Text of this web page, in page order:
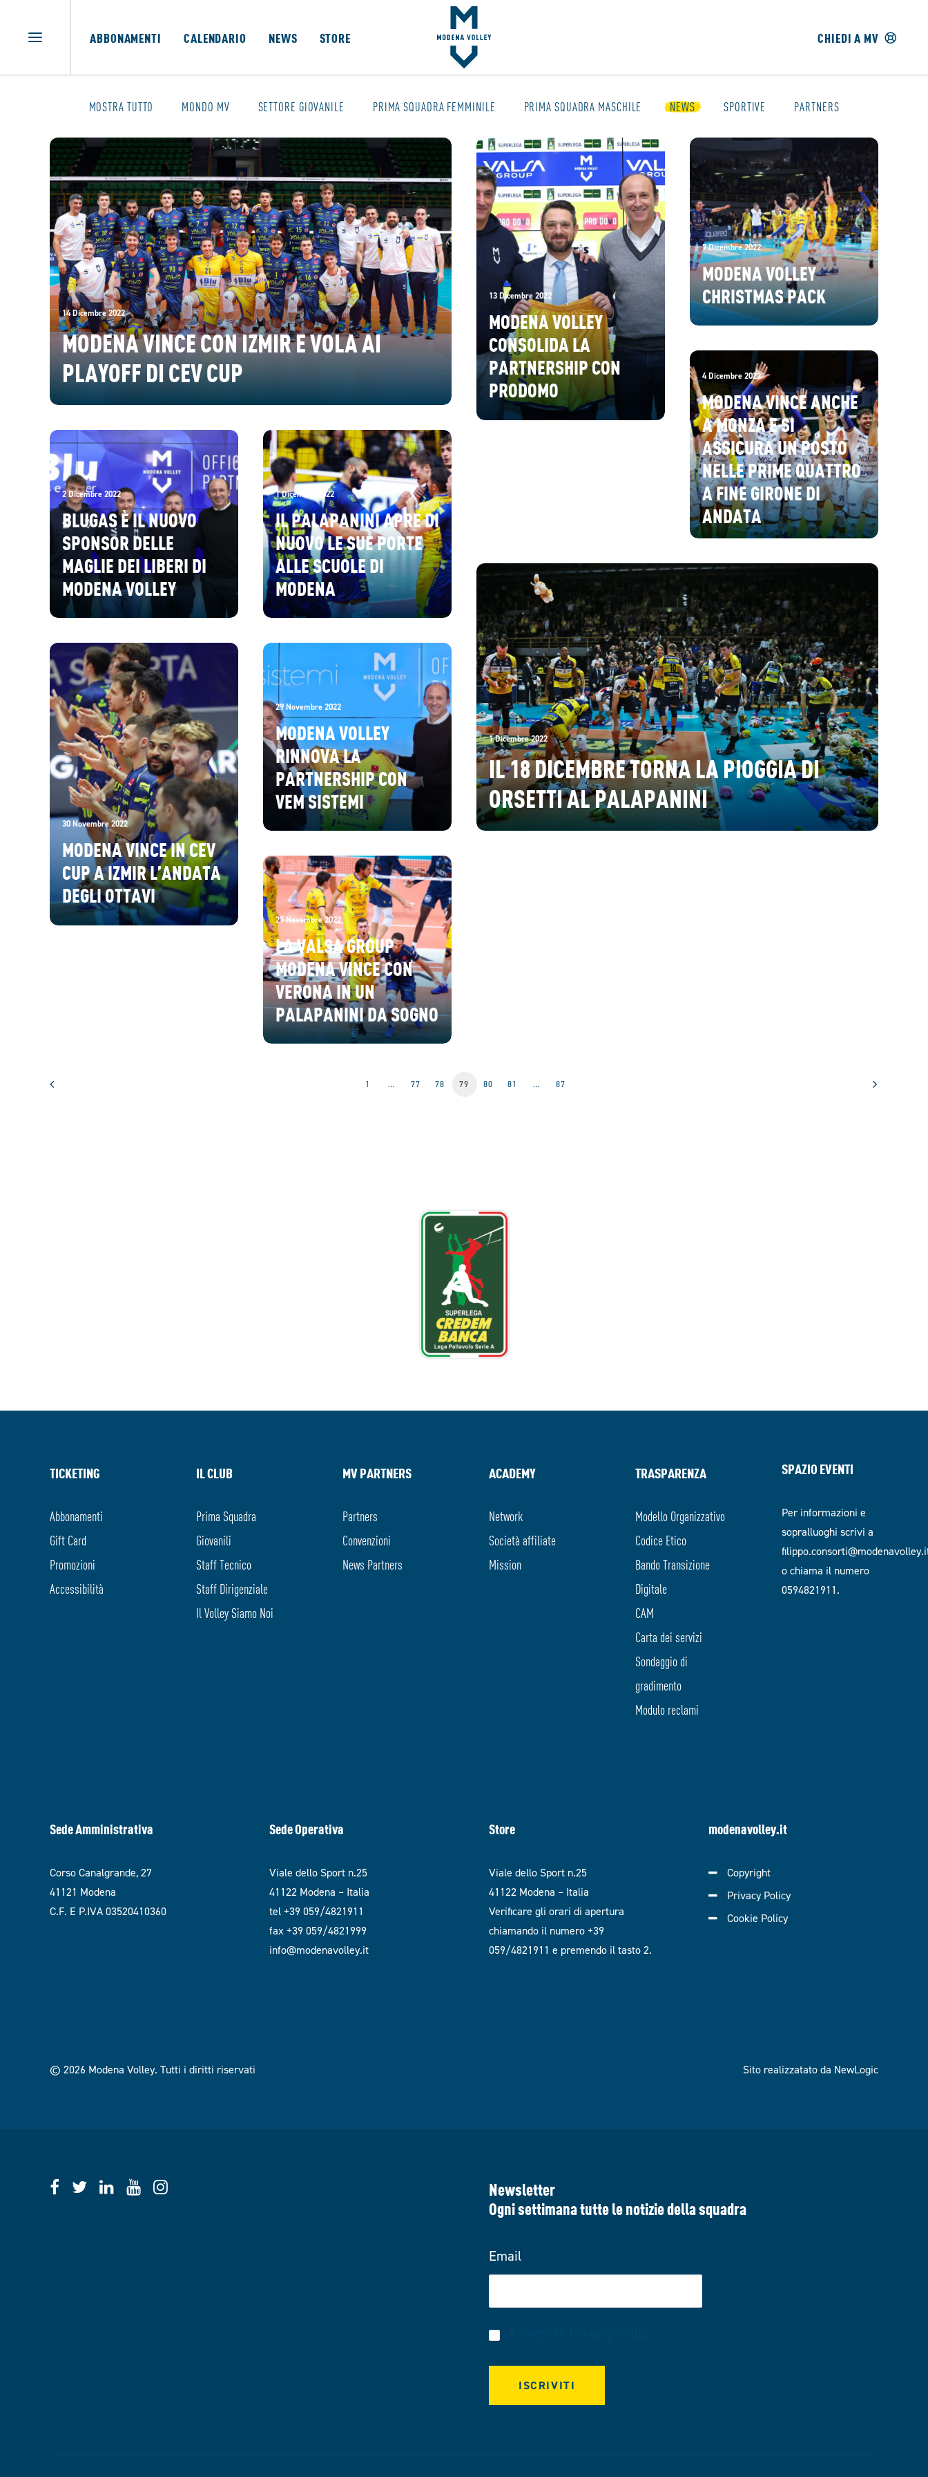
CHIEDI A MV
ABBONAMENTI CALENDARIO NEWS STORE
MOSTRA TUTTO MONDO MV SETTORE GIOVANILE PRIMA SQUADRA FEMMINILE PRIMA SQUADRA MASCHILE NEWS SPORTIVE PARTNERS
14 Dicembre 2022
MODENA VINCE CON IZMIR E VOLA AI
PLAYOFF DI CEV CUP
13 Dicembre 2022
MODENA VOLLEY
CONSOLIDA LA
PARTNERSHIP CON
PRODOMO
7 Dicembre 2022
MODENA VOLLEY
CHRISTMAS PACK
4 Dicembre 2022
MODENA VINCE ANCHE
A MONZA E SI
ASSICURA UN POSTO
NELLE PRIME QUATTRO
A FINE GIRONE DI
ANDATA
2 Dicembre 2022
BLUGAS È IL NUOVO
SPONSOR DELLE
MAGLIE DEI LIBERI DI
MODENA VOLLEY
1 Dicembre 2022
IL PALAPANINI APRE DI
NUOVO LE SUE PORTE
ALLE SCUOLE DI
MODENA
1 Dicembre 2022
IL 18 DICEMBRE TORNA LA PIOGGIA DI
ORSETTI AL PALAPANINI
30 Novembre 2022
MODENA VINCE IN CEV
CUP A IZMIR L’ANDATA
DEGLI OTTAVI
29 Novembre 2022
MODENA VOLLEY
RINNOVA LA
PARTNERSHIP CON
VEM SISTEMI
27 Novembre 2022
LA VALSA GROUP
MODENA VINCE CON
VERONA IN UN
PALAPANINI DA SOGNO
1 … 77 78 79 80 81 … 87
TICKETING
Abbonamenti
Gift Card
Promozioni
Accessibilità
IL CLUB
Prima Squadra
Giovanili
Staff Tecnico
Staff Dirigenziale
Il Volley Siamo Noi
MV PARTNERS
Partners
Convenzioni
News Partners
ACADEMY
Network
Società affiliate
Mission
TRASPARENZA
Modello Organizzativo
Codice Etico
Bando Transizione
Digitale
CAM
Carta dei servizi
Sondaggio di
gradimento
Modulo reclami
SPAZIO EVENTI
Per informazioni e
sopralluoghi scrivi a
o chiama il numero
0594821911.
Sede Amministrativa
Corso Canalgrande, 27
41121 Modena
C.F. E P.IVA 03520410360
Sede Operativa
Viale dello Sport n.25
41122 Modena – Italia
tel +39 059/4821911
fax +39 059/4821999
info@modenavolley.it
Store
Viale dello Sport n.25
41122 Modena – Italia
Verificare gli orari di apertura
chiamando il numero +39
059/4821911 e premendo il tasto 2.
modenavolley.it
Copyright
Privacy Policy
Cookie Policy
© 2026 Modena Volley. Tutti i diritti riservati Sito realizzatato da NewLogic
Newsletter
Ogni settimana tutte le notizie della squadra
Email